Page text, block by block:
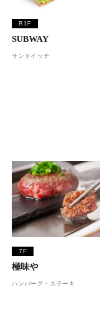
B1F
SUBWAY
サンドイッチ
7F
極味や
ハンバーグ・ステーキ